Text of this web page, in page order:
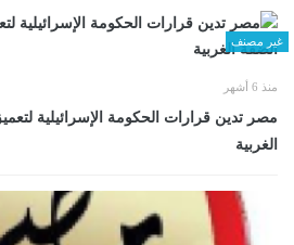
غير مصنف
منذ 6 أشهر
مصر تدين قرارات الحكومة الإسرائيلية
الغربية